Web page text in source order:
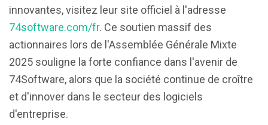
innovantes, visitez leur site officiel à l'adresse
74software.com/fr. Ce soutien massif des
actionnaires lors de l'Assemblée Générale Mixte
2025 souligne la forte confiance dans l'avenir de
74Software, alors que la société continue de croître
et d'innover dans le secteur des logiciels
d'entreprise.